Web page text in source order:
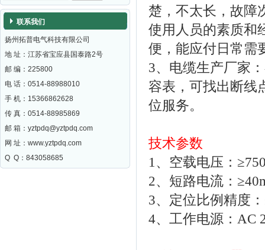
联系我们
扬州拓普电气科技有限公司
地 址：江苏省宝应县国泰路2号
邮 编： 225800
电 话：0514-88988010
手 机：15366862628
传 真：0514-88985869
邮 箱： yztpdq@yztpdq.com
网 址： www.yztpdq.com
Q Q：843058685
楚，不太长，故障
使用人员的素质和
便，能应付日常需
3、电缆生产厂家
容表，可找出断线
位服务。
技术参数
1、空载电压：
2、短路电流：
3、定位比例精度
4、工作电源：AC